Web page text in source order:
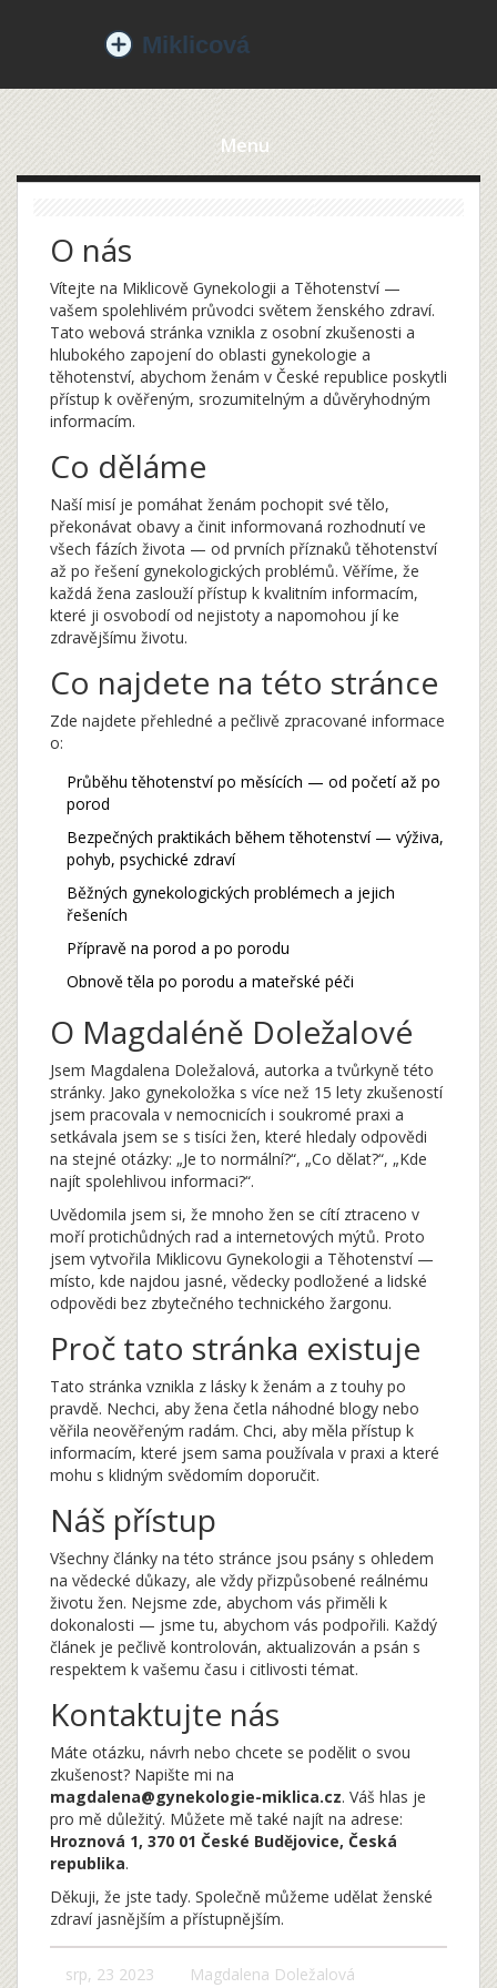
Menu
O nás
Vítejte na Miklicově Gynekologii a Těhotenství —
vašem spolehlivém průvodci světem ženského zdraví.
Tato webová stránka vznikla z osobní zkušenosti a
hlubokého zapojení do oblasti gynekologie a
těhotenství, abychom ženám v České republice poskytli
přístup k ověřeným, srozumitelným a důvěryhodným
informacím.
Co děláme
Naší misí je pomáhat ženám pochopit své tělo,
překonávat obavy a činit informovaná rozhodnutí ve
všech fázích života — od prvních příznaků těhotenství
až po řešení gynekologických problémů. Věříme, že
každá žena zaslouží přístup k kvalitním informacím,
které ji osvobodí od nejistoty a napomohou jí ke
zdravějšímu životu.
Co najdete na této stránce
Zde najdete přehledné a pečlivě zpracované informace
o:
Průběhu těhotenství po měsících — od početí až po
porod
Bezpečných praktikách během těhotenství — výživa,
pohyb, psychické zdraví
Běžných gynekologických problémech a jejich
řešeních
Přípravě na porod a po porodu
Obnově těla po porodu a mateřské péči
O Magdaléně Doležalové
Jsem Magdalena Doležalová, autorka a tvůrkyně této
stránky. Jako gynekoložka s více než 15 lety zkušeností
jsem pracovala v nemocnicích i soukromé praxi a
setkávala jsem se s tisíci žen, které hledaly odpovědi
na stejné otázky: „Je to normální?“, „Co dělat?“, „Kde
najít spolehlivou informaci?“.
Uvědomila jsem si, že mnoho žen se cítí ztraceno v
moří protichůdných rad a internetových mýtů. Proto
jsem vytvořila Miklicovu Gynekologii a Těhotenství —
místo, kde najdou jasné, vědecky podložené a lidské
odpovědi bez zbytečného technického žargonu.
Proč tato stránka existuje
Tato stránka vznikla z lásky k ženám a z touhy po
pravdě. Nechci, aby žena četla náhodné blogy nebo
věřila neověřeným radám. Chci, aby měla přístup k
informacím, které jsem sama používala v praxi a které
mohu s klidným svědomím doporučit.
Náš přístup
Všechny články na této stránce jsou psány s ohledem
na vědecké důkazy, ale vždy přizpůsobené reálnému
životu žen. Nejsme zde, abychom vás přiměli k
dokonalosti — jsme tu, abychom vás podpořili. Každý
článek je pečlivě kontrolován, aktualizován a psán s
respektem k vašemu času i citlivosti témat.
Kontaktujte nás
Máte otázku, návrh nebo chcete se podělit o svou
zkušenost? Napište mi na
magdalena@gynekologie-miklica.cz. Váš hlas je
pro mě důležitý. Můžete mě také najít na adrese:
Hroznová 1, 370 01 České Budějovice, Česká
republika.
Děkuji, že jste tady. Společně můžeme udělat ženské
zdraví jasnějším a přístupnějším.
srp, 23 2023
Magdalena Doležalová